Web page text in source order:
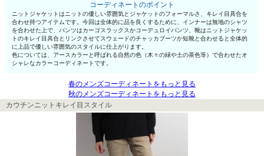
コーディネートのポイント
ニットジャケットはニットの優しい雰囲気とジャケットのフォーマルさ、キレイ目具合を
合わせ持つアイテムです。今回は全体的に品を良くするために、インナーは無地のシャツ
を合わせた上で、パンツはカーゴスラックスかコーデュロイパンツ、靴はニットジャケッ
トのキレイ目具合とリンクさせてスウェードのチャッカブーツか短靴と合わせると全体的
に上品で優しい雰囲気のスタイルに仕上がります。
色については、アースカラーと呼ばれる自然の色（木々の緑や土の茶色等）で合わせたオ
シャレなカラーコーディネートです。
春のメンズコーディネートをもっと見る
秋のメンズコーディネートをもっと見る
カウチンニットキレイ目スタイル